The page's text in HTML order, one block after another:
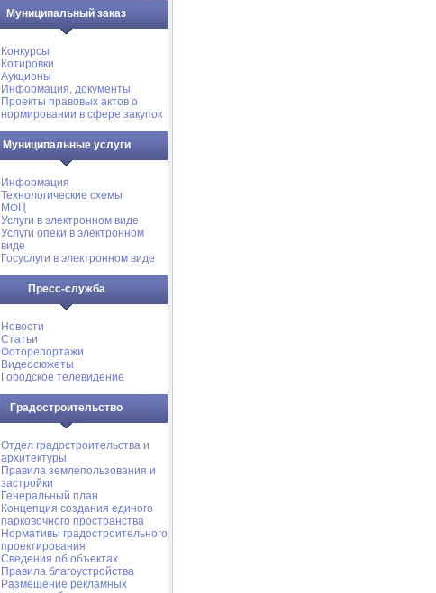
Муниципальный заказ
Конкурсы
Котировки
Аукционы
Информация, документы
Проекты правовых актов о
нормировании в сфере закупок
Муниципальные услуги
Информация
Технологические схемы
МФЦ
Услуги в электронном виде
Услуги опеки в электронном
виде
Госуслуги в электронном виде
Пресс-служба
Новости
Статьи
Фоторепортажи
Видеосюжеты
Городское телевидение
Градостроительство
Отдел градостроительства и
архитектуры
Правила землепользования и
застройки
Генеральный план
Концепция создания единого
парковочного пространства
Нормативы градостроительного
проектирования
Сведения об объектах
Правила благоустройства
Размещение рекламных